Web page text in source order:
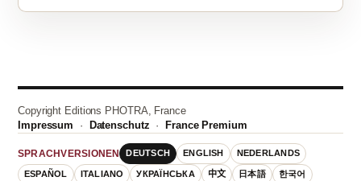
Copyright Editions PHOTRA, France
Impressum · Datenschutz ·France Premium
SPRACHVERSIONEN DEUTSCH ENGLISH NEDERLANDS
ESPAÑOL ITALIANO УКРАЇНСЬКА 中文 日本語 한국어